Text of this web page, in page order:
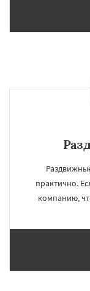
практично.
компанию,